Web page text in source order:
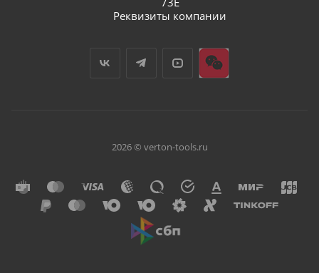
Реквизиты компании
2026 © verton-tools.ru